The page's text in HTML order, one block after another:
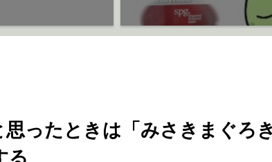
思ったときは「みさきまぐろ